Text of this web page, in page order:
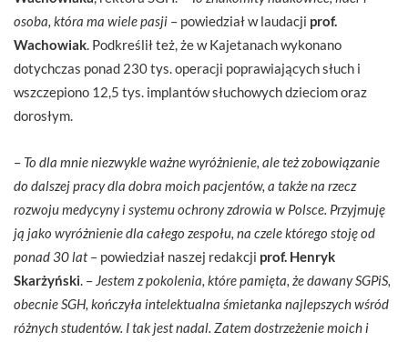
osoba, która ma wiele pasji – powiedział w laudacji prof.
Wachowiak. Podkreślił też, że w Kajetanach wykonano
dotychczas ponad 230 tys. operacji poprawiających słuch i
wszczepiono 12,5 tys. implantów słuchowych dzieciom oraz
dorosłym.
– To dla mnie niezwykle ważne wyróżnienie, ale też zobowiązanie
do dalszej pracy dla dobra moich pacjentów, a także na rzecz
rozwoju medycyny i systemu ochrony zdrowia w Polsce. Przyjmuję
ją jako wyróżnienie dla całego zespołu, na czele którego stoję od
ponad 30 lat– powiedział naszej redakcji prof. Henryk
Skarżyński. – Jestem z pokolenia, które pamięta, że dawany SGPiS,
obecnie SGH, kończyła intelektualna śmietanka najlepszych wśród
różnych studentów. I tak jest nadal. Zatem dostrzeżenie moich i